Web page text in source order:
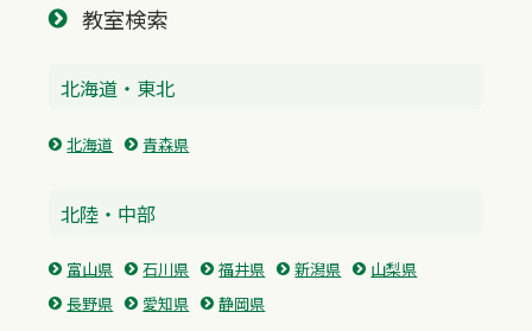
教室検索
北海道・東北
北海道 青森県
北陸・中部
富山県 石川県 福井県 新潟県
山梨県
長野県
愛知県 静岡県